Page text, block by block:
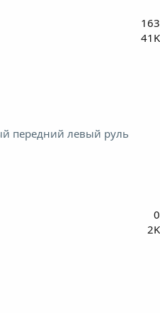
163
41K
передний левый руль
0
2K